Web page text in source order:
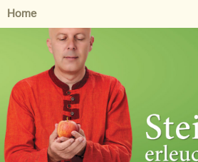
Home